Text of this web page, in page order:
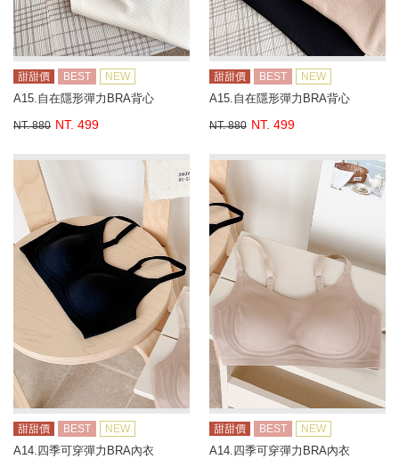
甜甜價 BEST NEW
A15.自在隱形彈力BRA背心
NT. 880 NT. 499
甜甜價 BEST NEW
A15.自在隱形彈力BRA背心
NT. 880 NT. 499
甜甜價 BEST NEW
A14.四季可穿彈力BRA內衣
甜甜價 BEST NEW
A14.四季可穿彈力BRA內衣